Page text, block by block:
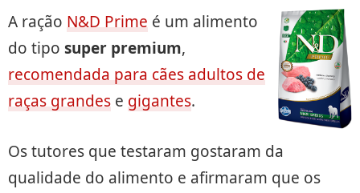
A ração N&D Prime é um alimento
do tipo super premium,
recomendada para cães adultos de
raças grandes e gigantes.
Os tutores que testaram gostaram da
qualidade do alimento e afirmaram que os